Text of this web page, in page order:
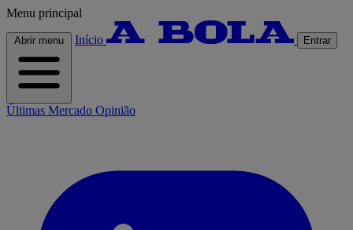
Menu principal
Abrir menu Início Entrar
Últimas Mercado Opinião